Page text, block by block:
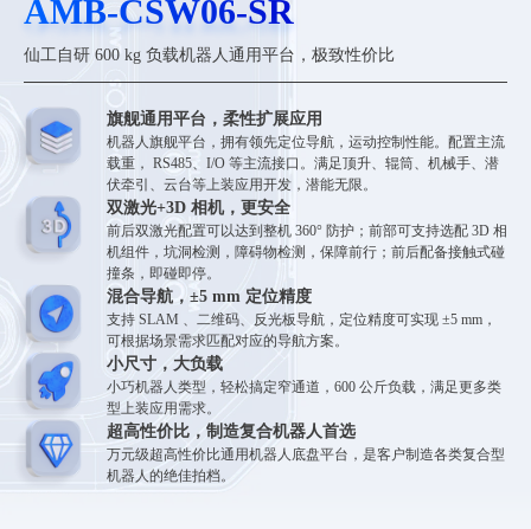
AMB-CSW06-SR
AMB-CSW06-SR
仙工自研 600 kg 负载机器人通用平台，极致性价比
旗舰通用平台，柔性扩展应用
机器人旗舰平台，拥有领先定位导航，运动控制性能。配置主流
载重， RS485、I/O 等主流接口。满足顶升、辊筒、机械手、潜
伏牵引、云台等上装应用开发，潜能无限。
双激光+3D 相机，更安全
前后双激光配置可以达到整机 360° 防护；前部可支持选配 3D 相
机组件，坑洞检测，障碍物检测，保障前行；前后配备接触式碰
撞条，即碰即停。
混合导航，±5 mm 定位精度
支持 SLAM 、二维码、反光板导航，定位精度可实现 ±5 mm，
可根据场景需求匹配对应的导航方案。
小尺寸，大负载
小巧机器人类型，轻松搞定窄通道，600 公斤负载，满足更多类
型上装应用需求。
超高性价比，制造复合机器人首选
万元级超高性价比通用机器人底盘平台，是客户制造各类复合型
机器人的绝佳拍档。